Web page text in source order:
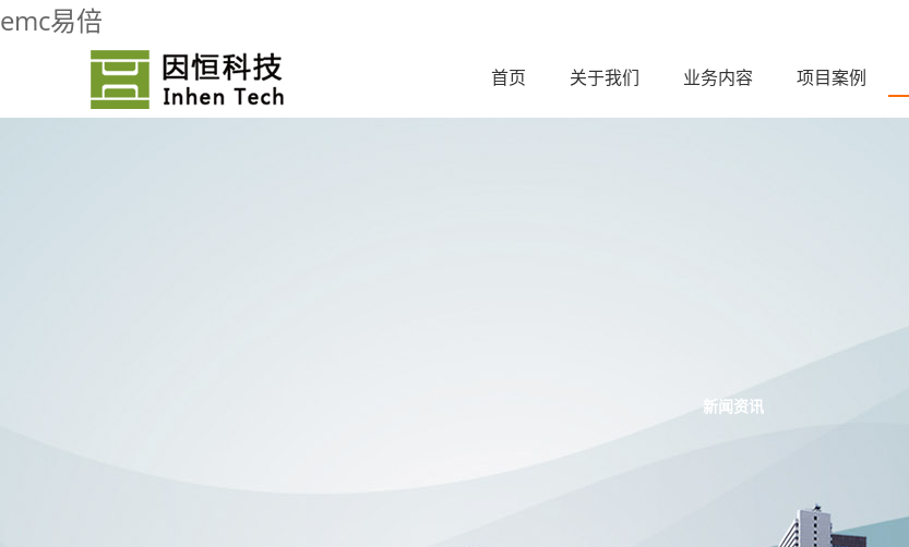
emc易倍
首页 关于我们 业务内容 项目案例
新闻资讯